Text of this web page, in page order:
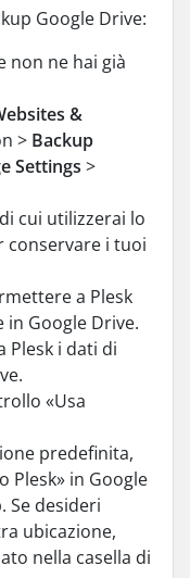
Google Drive:
non ne hai già
&
> Backup
Settings >
cui utilizzerai lo
conservare i tuoi
a Plesk
in Google Drive.
Plesk i dati di
«Usa
predefinita,
Plesk» in Google
Se desideri
ubicazione,
nella casella di